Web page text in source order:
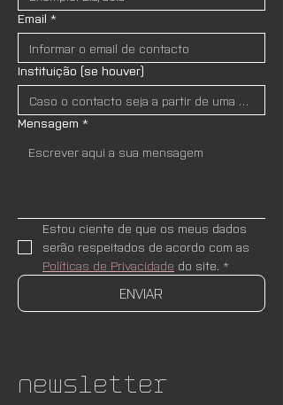
Email *
Instituição (se houver)
Mensagem *
Estou ciente de que os meus dados
Políticas de Privacidade do site. *
ENVIAR
Newsletter